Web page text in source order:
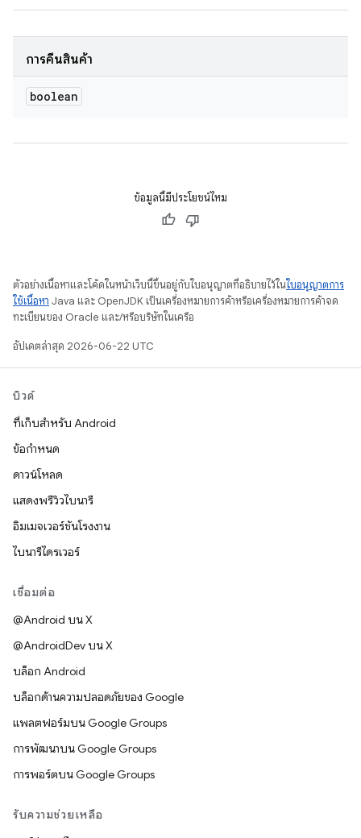
การคืนสินค้า
boolean
ข้อมูลนี้มีประโยชน์ไหม
ตัวอย่างเนื้อหาและโค้ดในหน้าเว็บนี้ขึ้นอยู่กับใบอนุญาตที่อธิบายไว้ในใบอนุญาตการ
ใช้เนื้อหา Java และ OpenJDK เป็นเครื่องหมายการค้าหรือเครื่องหมายการค้าจด
ทะเบียนของ Oracle และ/หรือบริษัทในเครือ
อัปเดตล่าสุด 2026-06-22 UTC
บิวด์
ที่เก็บสำหรับ Android
ข้อกำหนด
ดาวน์โหลด
แสดงพรีวิวไบนารี
อิมเมจเวอร์ชันโรงงาน
ไบนารีไดรเวอร์
เชื่อมต่อ
@Android บน X
@AndroidDev บน X
บล็อก Android
บล็อกด้านความปลอดภัยของ Google
แพลตฟอร์มบน Google Groups
การพัฒนาบน Google Groups
การพอร์ตบน Google Groups
รับความช่วยเหลือ